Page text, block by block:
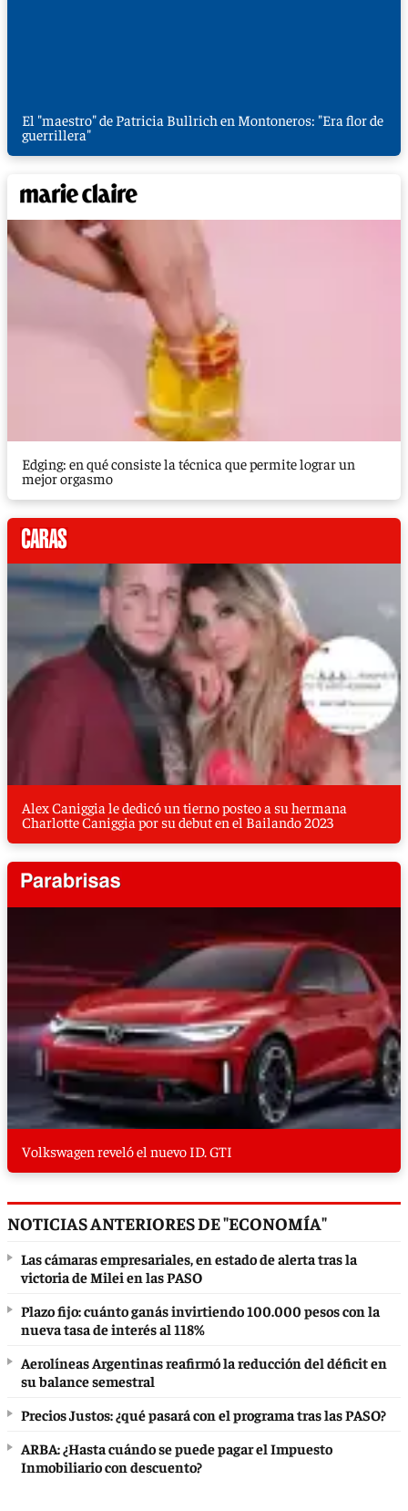
El "maestro" de Patricia Bullrich en Montoneros: "Era flor de
guerrillera"
Edging: en qué consiste la técnica que permite lograr un
mejor orgasmo
Alex Caniggia le dedicó un tierno posteo a su hermana
Charlotte Caniggia por su debut en el Bailando 2023
Volkswagen reveló el nuevo ID. GTI
NOTICIAS ANTERIORES DE "ECONOMÍA"
Las cámaras empresariales, en estado de alerta tras la
victoria de Milei en las PASO
Plazo fijo: cuánto ganás invirtiendo 100.000 pesos con la
nueva tasa de interés al 118%
Aerolíneas Argentinas reafirmó la reducción del déficit en
su balance semestral
Precios Justos: ¿qué pasará con el programa tras las PASO?
ARBA: ¿Hasta cuándo se puede pagar el Impuesto
Inmobiliario con descuento?